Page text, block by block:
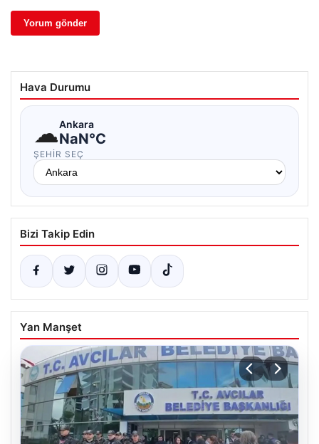
Hava Durumu
☁Ankara
NaN°C
ŞEHIR SEÇ
Bizi Takip Edin
Yan Manşet